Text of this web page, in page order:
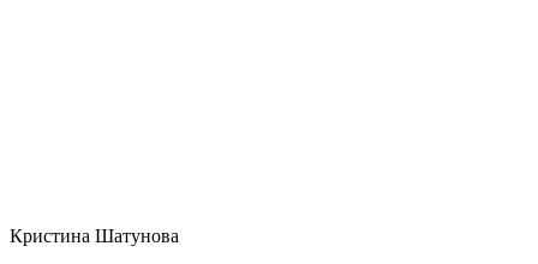
Кристина Шатунова